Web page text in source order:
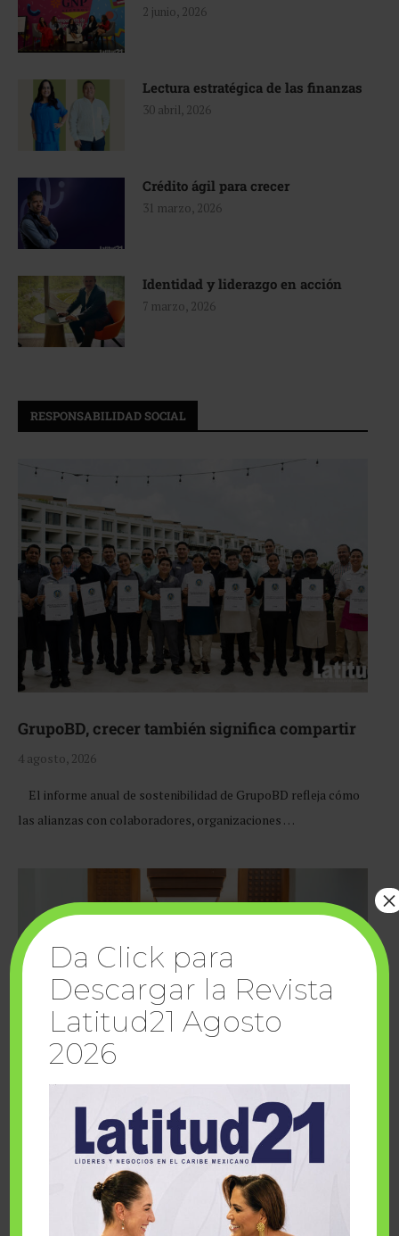
2 junio, 2026
Lectura estratégica de las finanzas
30 abril, 2026
Crédito ágil para crecer
31 marzo, 2026
Identidad y liderazgo en acción
7 marzo, 2026
RESPONSABILIDAD SOCIAL
GrupoBD, crecer también significa compartir
4 agosto, 2026
El informe anual de sostenibilidad de GrupoBD refleja cómo
las alianzas con colaboradores, organizaciones …
Cuando la solidaridad inspira; cumplen
sueños Fairmont Mayakoba y Make-A-Wish
Da Click para
Descargar la Revista
Latitud21 Agosto
2026
×